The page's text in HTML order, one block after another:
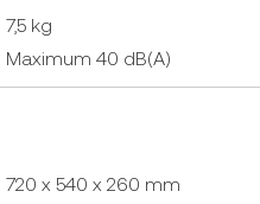
7,5 kg
Maximum 40 ​dB(A)
720 x 540 x 260 mm